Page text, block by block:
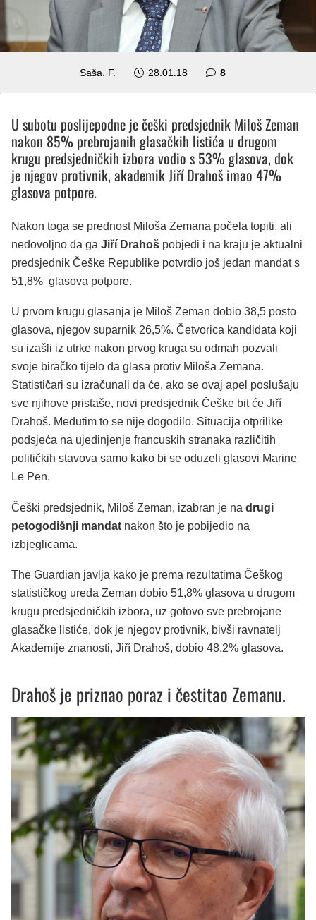
Saša. F. 28.01.18 8komentara
U subotu poslijepodne je češki predsjednik Miloš Zeman
nakon 85% prebrojanih glasačkih listića u drugom
krugu predsjedničkih izbora vodio s 53% glasova, dok
je njegov protivnik, akademik Jiří Drahoš imao 47%
glasova potpore.
Nakon toga se prednost Miloša Zemana počela topiti, ali
nedovoljno da ga Jiří Drahoš pobjedi i na kraju je aktualni
predsjednik Češke Republike potvrdio još jedan mandat s
51,8% glasova potpore.
U prvom krugu glasanja je Miloš Zeman dobio 38,5 posto
glasova, njegov suparnik 26,5%. Četvorica kandidata koji
su izašli iz utrke nakon prvog kruga su odmah pozvali
svoje biračko tijelo da glasa protiv Miloša Zemana.
Statističari su izračunali da će, ako se ovaj apel poslušaju
sve njihove pristaše, novi predsjednik Češke bit će Jiří
Drahoš. Međutim to se nije dogodilo. Situacija otprilike
podsjeća na ujedinjenje francuskih stranaka različitih
političkih stavova samo kako bi se oduzeli glasovi Marine
Le Pen.
Češki predsjednik, Miloš Zeman, izabran je na drugi
petogodišnji mandat nakon što je pobijedio na
izbjeglicama.
The Guardian javlja kako je prema rezultatima Češkog
statističkog ureda Zeman dobio 51,8% glasova u drugom
krugu predsjedničkih izbora, uz gotovo sve prebrojane
glasačke listiće, dok je njegov protivnik, bivši ravnatelj
Akademije znanosti, Jiří Drahoš, dobio 48,2% glasova.
Drahoš je priznao poraz i čestitao Zemanu.